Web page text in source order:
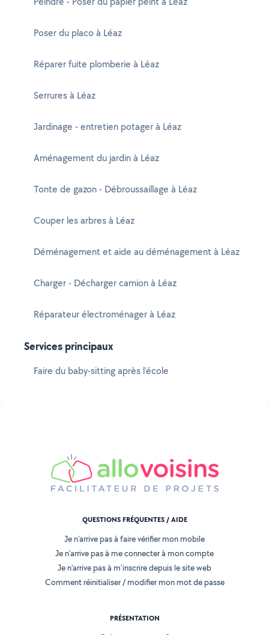
Poser du placo à Léaz
Réparer fuite plomberie à Léaz
Serrures à Léaz
Jardinage - entretien potager à Léaz
Aménagement du jardin à Léaz
Tonte de gazon - Débroussaillage à Léaz
Couper les arbres à Léaz
Déménagement et aide au déménagement à Léaz
Charger - Décharger camion à Léaz
Réparateur électroménager à Léaz
Services principaux
Faire du baby-sitting après l'école
QUESTIONS FRÉQUENTES / AIDE
Je n'arrive pas à faire vérifier mon mobile
Je n'arrive pas à me connecter à mon compte
Je n'arrive pas à m'inscrire depuis le site web
Comment réinitialiser / modifier mon mot de passe
PRÉSENTATION